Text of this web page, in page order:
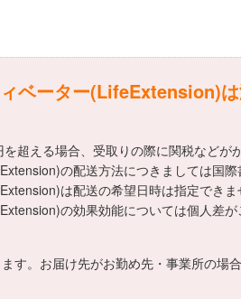
ベーター(LifeExtension)は
超える場合、受取りの際に関税などが
の配送方法につきましては国
は配送の希望日時は指定できま
の効果効能については個人差
す。お届け先がお勤め先・事業所の